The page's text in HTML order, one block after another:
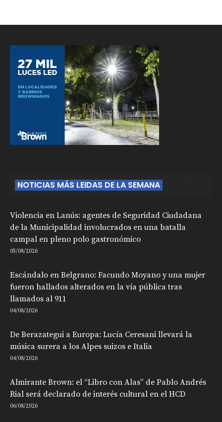
NOTICIAS MÁS LEIDAS DE LA SEMANA
Violencia en Lanús: agentes de Seguridad Ciudadana
de la Municipalidad involucrados en una batalla
campal en pleno polo gastronómico
05/08/2026
Escándalo en Belgrano: Facundo Moyano y una mujer
fueron hallados alterados en la vía pública tras
llamados al 911
04/08/2026
De Berazategui a Europa: Lucía Ceresani llevará la
música surera a los Alpes suizos e Italia
04/08/2026
Almirante Brown: el “Libro con Alas” de Pablo Andrés
Rial será declarado de interés cultural en el HCD
06/08/2026